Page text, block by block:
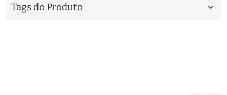
Tags do Produto